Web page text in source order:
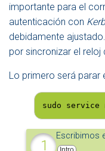
importante para el
autenticación con
debidamente
por sincronizar el reloj
Lo primero será parar
sudo service
Escribimos